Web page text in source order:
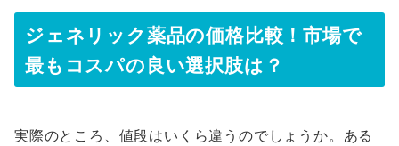
ジェネリック薬品の価格比較！市場で
最もコスパの良い選択肢は？
実際のところ、値段はいくら違うのでしょうか。ある